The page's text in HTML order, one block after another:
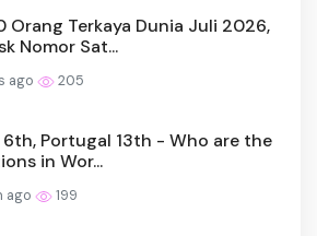
Orang Terkaya Dunia Juli 2026,
Nomor Sat...
ago 205
6th, Portugal 13th - Who are the
in Wor...
ago 199